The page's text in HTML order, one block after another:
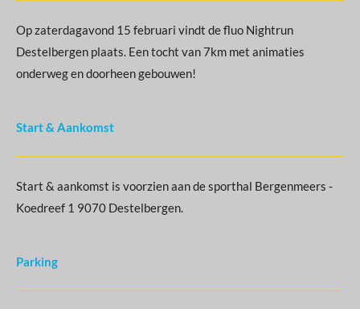
Op zaterdagavond 15 februari vindt de fluo Nightrun
Destelbergen plaats. Een tocht van 7km met animaties
onderweg en doorheen gebouwen!
Start & Aankomst
Start & aankomst is voorzien aan de sporthal Bergenmeers -
Koedreef 1 9070 Destelbergen.
Parking